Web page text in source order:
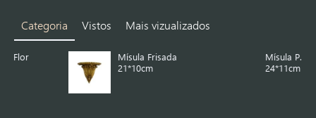
Categoria Vistos Mais vizualizados
Mísula Frisada
21*10cm
Mísula P. Madeira